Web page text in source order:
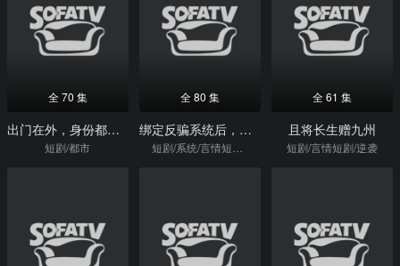
全 70 集
出门在外，身份都是自己给的
短剧/都市
全 80 集
绑定反骗系统后，我直播爆红了
全 61 集
且将长生赠九州
短剧/言情短剧/逆袭